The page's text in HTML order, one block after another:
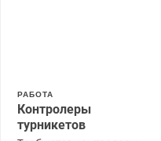
РАБОТА
Контролеры
турникетов